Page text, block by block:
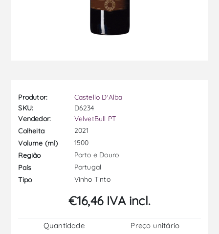
Produtor:
Castello D'Alba
SKU:
D6234
Vendedor:
VelvetBull PT
Colheita
2021
Volume (ml)
1500
Região
Porto e Douro
País
Portugal
Tipo
Vinho Tinto
€16,46 IVA incl.
Quantidade
Preço unitário